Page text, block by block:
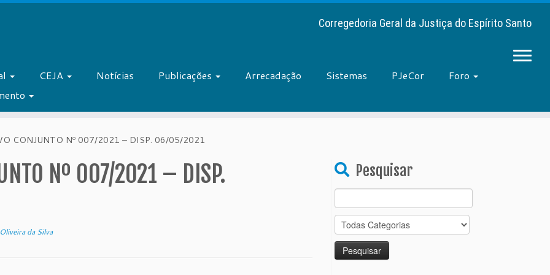
Corregedoria Geral da Justiça do Espírito Santo
CEJA Notícias Publicações Arrecadação Sistemas PJeCor
Foro
CONJUNTO Nº 007/2021 – DISP. 06/05/2021
Nº 007/2021 – DISP.
da Silva
Pesquisar
for: